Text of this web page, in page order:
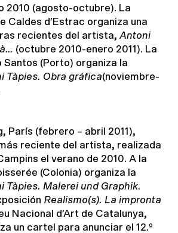
2010 (agosto-octubre). La
Caldes d’Estrac organiza una
recientes del artista, Antoni
(octubre 2010-enero 2011). La
Santos (Porto) organiza la
Tàpies. Obra gráfica(noviembre-
París (febrero – abril 2011),
reciente del artista, realizada
el verano de 2010. A la
(Colonia) organiza la
Tàpies. Malerei und Graphik.
Realismo(s). La impronta
Nacional d’Art de Catalunya,
un cartel para anunciar el 12.º